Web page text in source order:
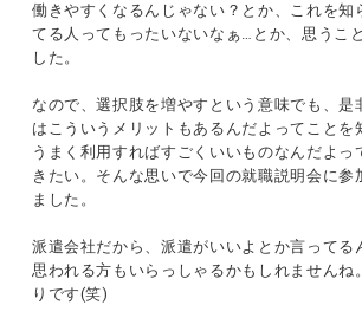
働きやすくなるんじゃない？とか、これを知
てる人ってもったいないなぁ…とか、思うこ
した。
なので、選択肢を増やすという意味でも、是
はこういうメリットもあるんだよってことを
うまく利用すればすごくいいものなんだよっ
きたい。そんな思いで今回の就職説明会に参
ました。
派遣会社だから、派遣がいいよとか言ってる
思われる方もいらっしゃるかもしれませんね
りです(笑)